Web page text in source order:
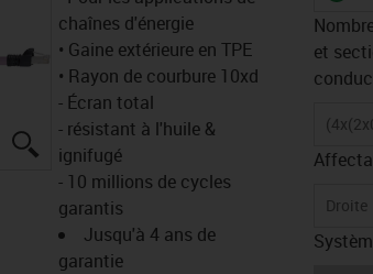
igus-icon-lupe
chaînes d'énergie
• Gaine extérieure en TPE
• Rayon de courbure 10xd
- Écran total
- résistant à l'huile &
ignifugé
- 10 millions de cycles
garantis
Jusqu'à 4 ans de
garantie
et
Droite